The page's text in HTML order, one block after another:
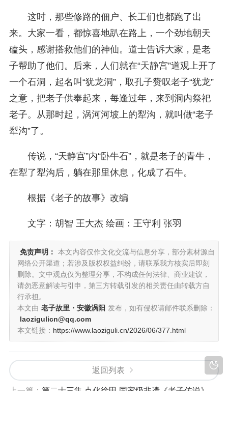
这时，那些修路的佃户、长工们也都跑了出
来。大家一看，都惊喜地趴在路上，一个劲地朝天
磕头，感谢搭救他们的神仙。道士告诉大家，是老
子帮助了他们。后来，人们就在“天静宫”道观上开了
一个石洞，起名叫“犹龙洞”，取孔子赞叹老子“犹龙”
之意，把老子供奉起来，每逢过年，来到洞内祭祀
老子。从那时起，涡河河坡上的犁沟，就叫做“老子
犁沟”了。
传说，“天静宫”内“卧牛石”，就是老子的青牛，
在犁了犁沟后，躺在那里休息，化成了石牛。
根据《老子的故事》改编
文字：胡智 王大杰 绘画：王守利 张羽
免责声明：
本文内容仅作文化交流与信息分享，部分素材源自
网络公开渠道；若涉及版权权益纠纷，请联系我方核实后即刻
删除。文中观点仅为整理分享，不构成任何法律、商业建议，
请勿恶意解读与引申，第三方转载引发的相关责任由转载方自
行承担。
本文由 老子故里・安徽涡阳 发布，如有侵权请邮件联系删除：
laozigulicn@qq.com
本文链接： https://www.laoziguli.cn/2026/06/377.html
返回列表
上一篇： 第二十三集 点化徐甲 国家级非遗《老子传说》